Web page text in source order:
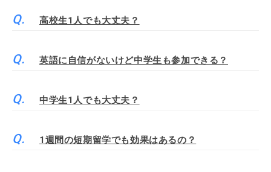
高校生1人でも大丈夫？
英語に自信がないけど中学生も参加できる？
中学生1人でも大丈夫？
1週間の短期留学でも効果はあるの？